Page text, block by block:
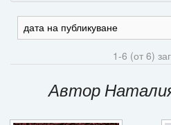
Печатни книги
Е-списания
1-6 (от 6)
Автор